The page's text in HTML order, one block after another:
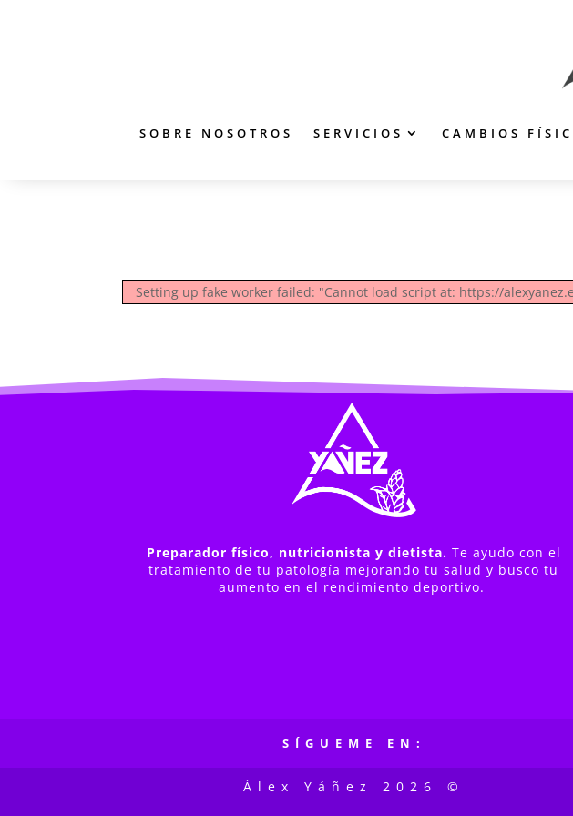
SOBRE NOSOTROS SERVICIOS CAMBIOS
Setting up fake worker failed: "Cannot load script at: https://
Preparador físico, nutricionista y dietista. Te ayudo con el
tratamiento de tu patología mejorando tu salud y busco tu
aumento en el rendimiento deportivo.
SÍGUEME EN:
Álex Yáñez 2026 ©